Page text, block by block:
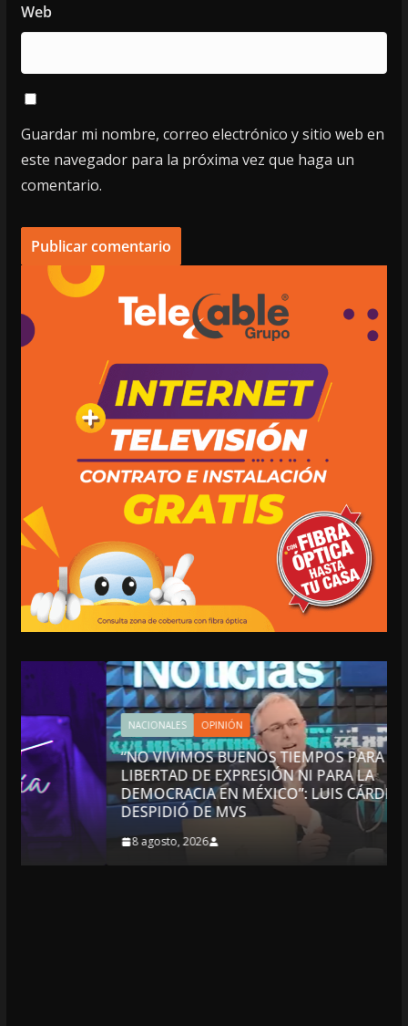
Web
Guardar mi nombre, correo electrónico y sitio web en
este navegador para la próxima vez que haga un
comentario.
NACIONALES OPINIÓN
“NO VIVIMOS BUENOS TIEMPOS PARA LA
LIBERTAD DE EXPRESIÓN NI PARA LA
DEMOCRACIA EN MÉXICO”: LUIS CÁRDENAS; SE
DESPIDIÓ DE MVS
8 agosto, 2026